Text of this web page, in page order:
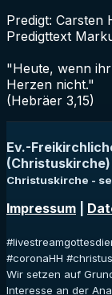
Predigt: Carsten
Predigttext
"Heute, wenn
Herzen nicht."
(Hebräer 3,15)
Ev.-
(Christuskirche)
Christuskirche -
Impressum
#coronaHH
Wir setzen auf
Interesse an der